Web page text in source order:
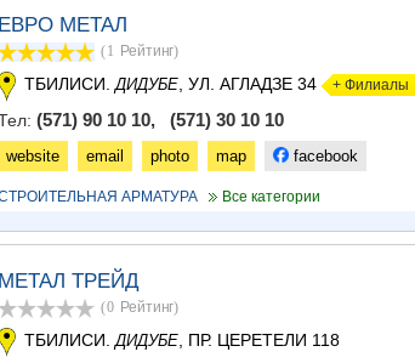
ЕВРО МЕТАЛ
(1 Рейтинг)
ТБИЛИСИ. ДИДУБЕ , УЛ. АГЛАДЗЕ 34 + Филиалы
(571) 90 10 10, (571) 30 10 10
website email photo map facebook
АРМАТУРА Все категории
МЕТАЛ ТРЕЙД
(0 Рейтинг)
ТБИЛИСИ. ДИДУБЕ , ПР. ЦЕРЕТЕЛИ 118